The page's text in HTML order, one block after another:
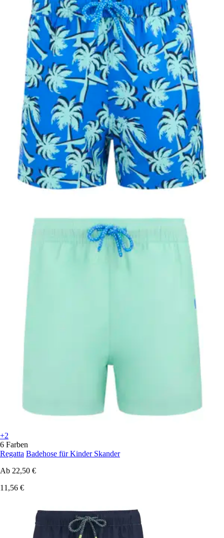
+2
6 Farben
Regatta Badehose für Kinder Skander
Ab 22,50 €
11,56 €